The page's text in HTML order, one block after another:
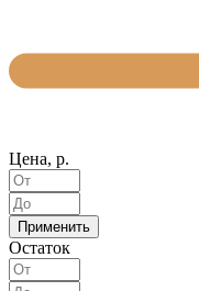
Цена, р.
Применить
Остаток